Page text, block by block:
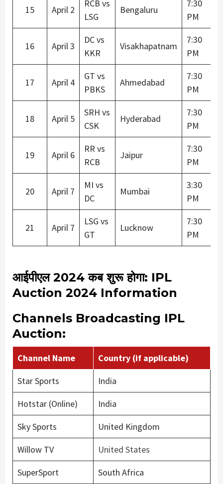
15 April 2
RCB vs
LSG
Bengaluru
7:30
PM
16 April 3
DC vs
KKR
Visakhapatnam
7:30
PM
17 April 4
GT vs
PBKS
Ahmedabad
7:30
PM
18 April 5
SRH vs
CSK
Hyderabad
7:30
PM
19 April 6
RR vs
RCB
Jaipur
7:30
PM
20 April 7
MI vs
DC
Mumbai
3:30
PM
21 April 7
LSG vs
GT
Lucknow
7:30
PM
आईपीएल 2024 कब शुरू होगा: IPL
Auction 2024 Information
Channels Broadcasting IPL
Auction:
Channel Name
Country (if applicable)
Star Sports
India
Hotstar (Online)
India
Sky Sports
United Kingdom
Willow TV
United States
SuperSport
South Africa